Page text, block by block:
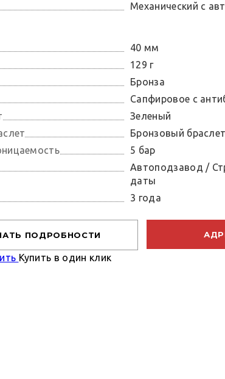
Механический с
40 мм
129 г
Бронза
Сапфировое с
Зеленый
Бронзовый браслет
5 бар
Автоподзавод /
даты
3 года
ПОДРОБНОСТИ
Купить в один клик